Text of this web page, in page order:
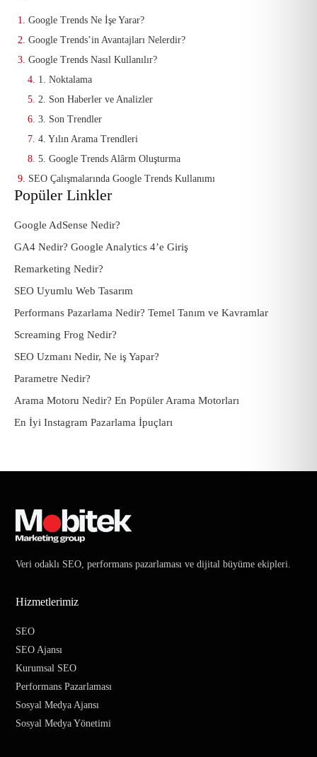
Google Trends Ne İşe Yarar?
Google Trends’in Avantajları Nelerdir?
Google Trends Nasıl Kullanılır?
1. Noktalama
2. Son Haberler ve Analizler
3. Son Trendler
4. Yılın Arama Trendleri
5. Google Trends Alârm Oluşturma
SEO Çalışmalarında Google Trends Kullanımı
Popüler Linkler
Google AdSense Nedir?
GA4 Nedir? Google Analytics 4’e Giriş
Remarketing Nedir?
SEO Uyumlu Web Tasarım
Performans Pazarlama Nedir? Temel Tanım ve Kavramlar
Screaming Frog Nedir?
SEO Uzmanı Nedir, Ne iş Yapar?
Parametre Nedir?
Arama Motoru Nedir? En Popüler Arama Motorları
En İyi Instagram Pazarlama İpuçları
Veri odaklı SEO, performans pazarlaması ve dijital büyüme ekipleri.
Hizmetlerimiz
SEO
SEO Ajansı
Kurumsal SEO
Performans Pazarlaması
Sosyal Medya Ajansı
Sosyal Medya Yönetimi